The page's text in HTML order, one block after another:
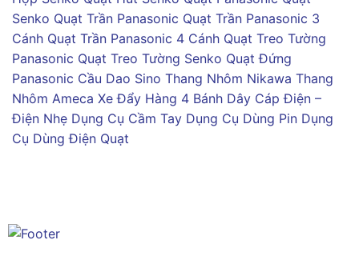
Senko Quạt Trần Panasonic Quạt Trần Panasonic 3
Cánh Quạt Trần Panasonic 4 Cánh Quạt Treo Tường
Panasonic Quạt Treo Tường Senko Quạt Đứng
Panasonic Cầu Dao Sino Thang Nhôm Nikawa Thang
Nhôm Ameca Xe Đẩy Hàng 4 Bánh Dây Cáp Điện –
Điện Nhẹ Dụng Cụ Cầm Tay Dụng Cụ Dùng Pin Dụng
Cụ Dùng Điện Quạt